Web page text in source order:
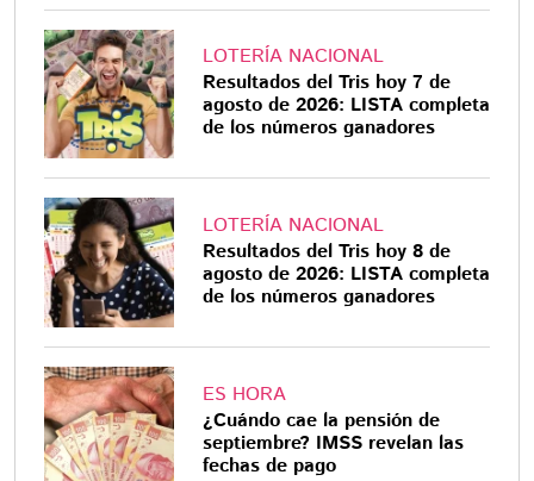
LOTERÍA NACIONAL
Resultados del Tris hoy 7 de
agosto de 2026: LISTA completa
de los números ganadores
LOTERÍA NACIONAL
Resultados del Tris hoy 8 de
agosto de 2026: LISTA completa
de los números ganadores
ES HORA
¿Cuándo cae la pensión de
septiembre? IMSS revelan las
fechas de pago